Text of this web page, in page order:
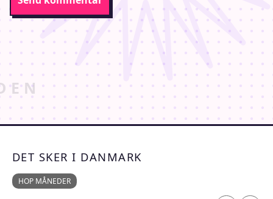
The address is Svanedamsgade 2, 5800 Nyborg at
Birkhovedskolen, and we will meet at the front entrance. It will
be from 12PM until 5PM so that we have time to eat together
Allergy concerns can be sent to aktivitet@ninjin.dk
immediately after signing up.
DET SKER I DANMARK
HOP MÅNEDER